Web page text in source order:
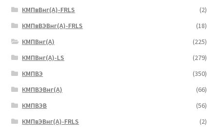
КМПвВнг(А)-FRLS
(2)
КМПвВЭВнг(А)-FRLS
(18)
КМПВнг(А)
(225)
КМПВнг(А)-LS
(279)
КМПВЭ
(350)
КМПВЭBнг(А)
(66)
КМПВЭВ
(56)
КМПвЭВнг(А)-FRLS
(2)